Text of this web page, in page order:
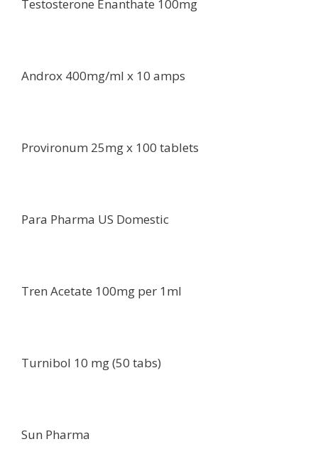
Testosterone Enanthate 100mg
Androx 400mg/ml x 10 amps
Provironum 25mg x 100 tablets
Para Pharma US Domestic
Tren Acetate 100mg per 1ml
Turnibol 10 mg (50 tabs)
Sun Pharma